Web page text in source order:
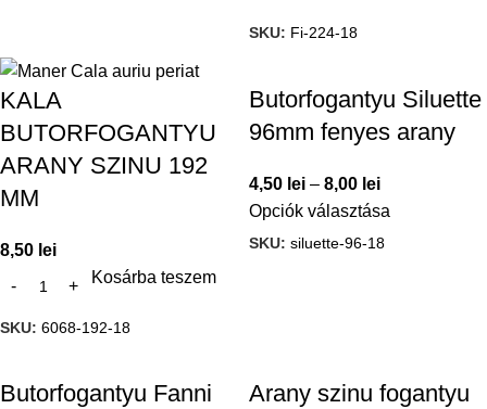
SKU: Fi-224-18
KALA
BUTORFOGANTYU
ARANY SZINU 192
MM
8,50 lei
Kosárba teszem
SKU: 6068-192-18
Butorfogantyu Siluette
96mm fenyes arany
4,50 lei – 8,00 lei
Opciók választása
SKU: siluette-96-18
Butorfogantyu Fanni
Arany szinu fogantyu